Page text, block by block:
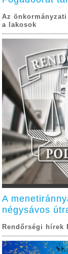
Az
a lakosok
A
négysávos
Rendőrségi hírek